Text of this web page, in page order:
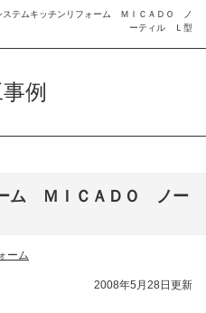
ステムキッチンリフォーム ＭＩＣＡＤＯ ノ
ーティル Ｌ型
例
ム ＭＩＣＡＤＯ ノー
ーム
2008年5月28日更新